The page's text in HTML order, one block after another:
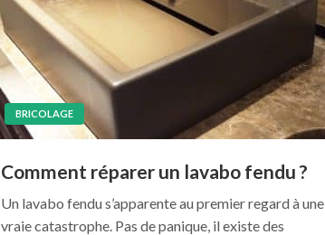
BRICOLAGE
Comment réparer un lavabo fendu ?
Un lavabo fendu s’apparente au premier regard à une
vraie catastrophe. Pas de panique, il existe des